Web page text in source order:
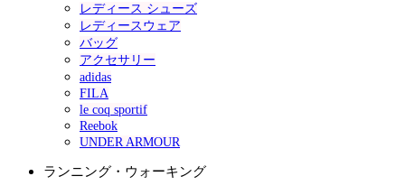
レディース シューズ
レディースウェア
バッグ
アクセサリー
adidas
FILA
le coq sportif
Reebok
UNDER ARMOUR
ランニング・ウォーキング